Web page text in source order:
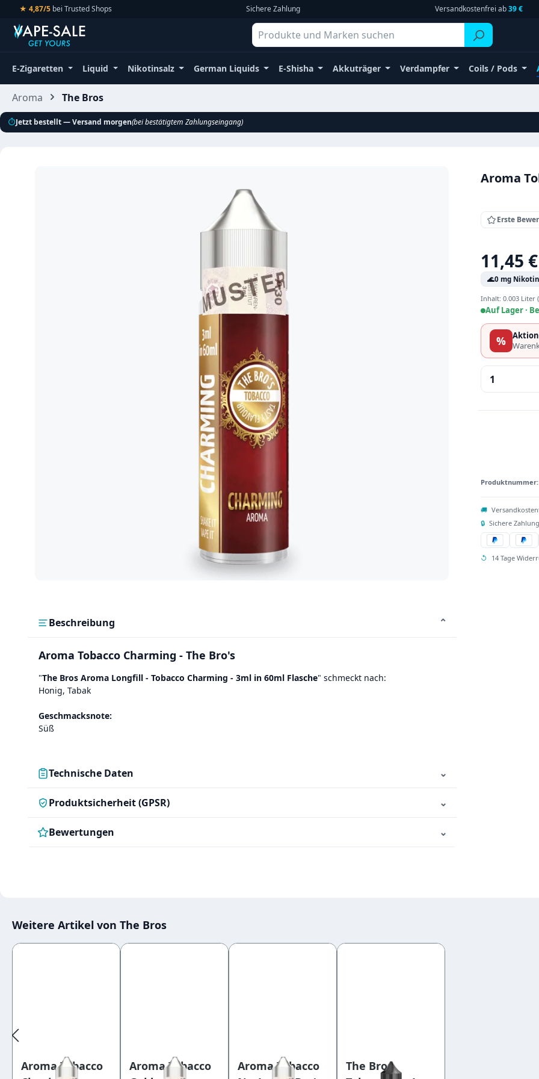
Hauptinhalt springen
Zur Suche springen
Zur Hauptnavigation springen
★ 4,87/5 bei Trusted Shops Sichere Zahlung Versandkostenfrei ab39 €
E-Zigaretten Liquid Nikotinsalz German Liquids E-Shisha Akkuträger Verdampfer Coils / Pods
Aroma The Bros
⏱Jetzt bestellt — Versand morgen(bei bestätigtem Zahlungseingang)
Beschreibung ⌄
Aroma Tobacco Charming - The Bro's
"The Bros Aroma Longfill - Tobacco Charming - 3ml in 60ml Flasche" schmeckt nach:
Honig, Tabak
Geschmacksnote:
Süß
Technische Daten ⌄
Produktsicherheit (GPSR) ⌄
Bewertungen ⌄
Aroma
Erste
Regulärer
11,45 €
🌊0 mg Nikotin
Inhalt: 0.003 Liter
Auf Lager ·
%
Produkt
Produktnummer:
🚚
🔒 Sichere
↺ 14 Tage
Weitere Artikel von The Bros
Produktgalerie überspringen
Aroma Tobacco
Aroma Tobacco
Aroma Tobacco
The Bros